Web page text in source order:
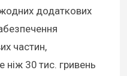
додаткових
частин,
30 тис. гривень